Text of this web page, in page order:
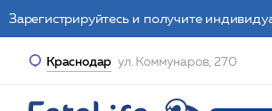
Зарегистрируйтесь и получите
Краснодар ул. Коммунаров, 270